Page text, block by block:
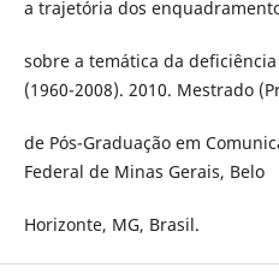
a trajetória dos
sobre a temática da
(1960-2008). 2010. Mestrado
de Pós-Graduação em
Federal de Minas Gerais, Belo
Horizonte, MG, Brasil.